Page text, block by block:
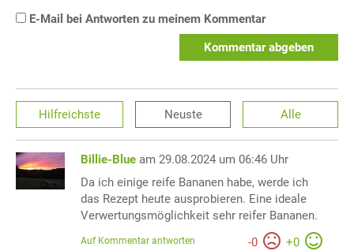
E-Mail bei Antworten zu meinem Kommentar
Kommentar abgeben
Hilfreichste Neuste Alle
Billie-Blue am 29.08.2024 um 06:46 Uhr
Da ich einige reife Bananen habe, werde ich
das Rezept heute ausprobieren. Eine ideale
Verwertungsmöglichkeit sehr reifer Bananen.
-0 +0
Auf Kommentar antworten